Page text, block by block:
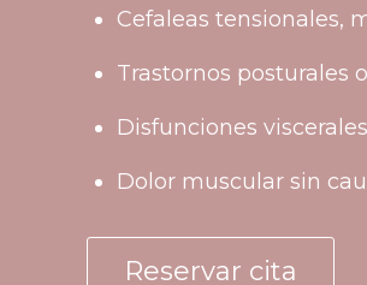
Cefaleas tensionales,
Trastornos posturales
Disfunciones
Dolor muscular sin
Reservar cita